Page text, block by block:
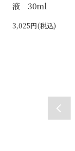
液 30ml
3,025円(税込)